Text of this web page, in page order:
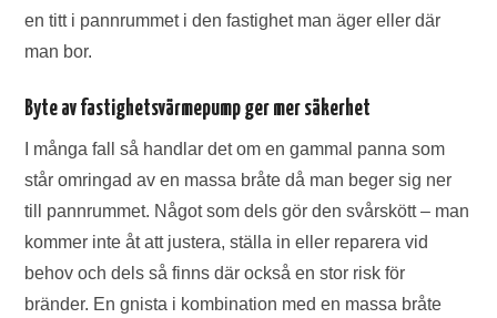
en titt i pannrummet i den fastighet man äger eller där
man bor.
Byte av fastighetsvärmepump ger mer säkerhet
I många fall så handlar det om en gammal panna som
står omringad av en massa bråte då man beger sig ner
till pannrummet. Något som dels gör den svårskött – man
kommer inte åt att justera, ställa in eller reparera vid
behov och dels så finns där också en stor risk för
bränder. En gnista i kombination med en massa bråte